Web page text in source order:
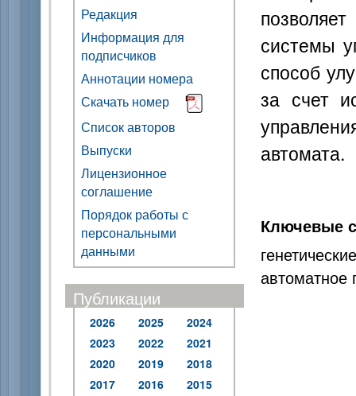
Редакция
Информация для
подписчиков
Аннотации номера
Скачать номер
Список авторов
Выпуски
Лицензионное
соглашение
Порядок работы с
персональными
данными
Публикации
2026 2025
2024
2023
2022
2021
2020
2019
2018
2017
2016
2015
системы
способ
за счет
автомата.
Ключевые
автоматное